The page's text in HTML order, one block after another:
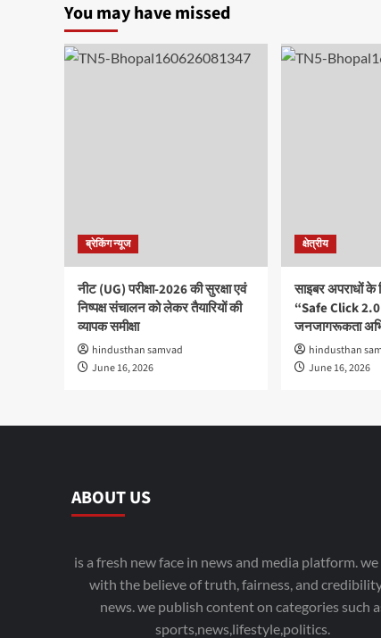
You may have missed
ब्रेकिंग न्यूज
नीट (UG) परीक्षा-2026 की सुरक्षा एवं
निष्पक्ष संचालन को लेकर तैयारियों की
व्यापक समीक्षा
hindusthan samvad
June 16, 2026
क्षेत्रीय
साइबर अपराधों के
“Safe Click
जनजागरूकता
hindusthan
June 16, 2026
ABOUT US
is a fresh new face in news and media platform.
with the believe of truth, fairness, and
news. we publish content on categories such
sports,news,lifestyle,politics.